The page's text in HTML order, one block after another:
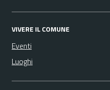
VIVERE IL COMUNE
Eventi
Luoghi